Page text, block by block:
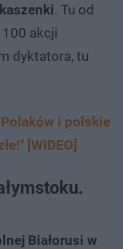
. Tu od
akcji
dyktatora, tu
i polskie
[WIDEO]
Białorusi w